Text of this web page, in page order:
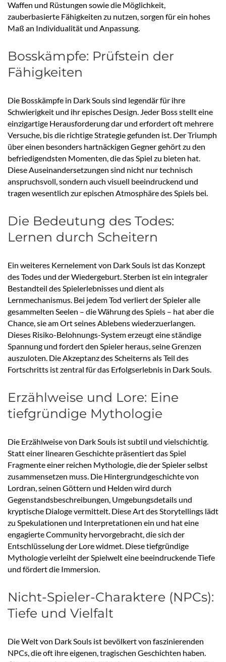
Waffen und Rüstungen sowie die Möglichkeit,
zauberbasierte Fähigkeiten zu nutzen, sorgen für ein hohes
Maß an Individualität und Anpassung.
Bosskämpfe: Prüfstein der
Fähigkeiten
Die Bosskämpfe in Dark Souls sind legendär für ihre
Schwierigkeit und ihr episches Design. Jeder Boss stellt eine
einzigartige Herausforderung dar und erfordert oft mehrere
Versuche, bis die richtige Strategie gefunden ist. Der Triumph
über einen besonders hartnäckigen Gegner gehört zu den
befriedigendsten Momenten, die das Spiel zu bieten hat.
Diese Auseinandersetzungen sind nicht nur technisch
anspruchsvoll, sondern auch visuell beeindruckend und
tragen wesentlich zur epischen Atmosphäre des Spiels bei.
Die Bedeutung des Todes:
Lernen durch Scheitern
Ein weiteres Kernelement von Dark Souls ist das Konzept
des Todes und der Wiedergeburt. Sterben ist ein integraler
Bestandteil des Spielerlebnisses und dient als
Lernmechanismus. Bei jedem Tod verliert der Spieler alle
gesammelten Seelen – die Währung des Spiels – hat aber die
Chance, sie am Ort seines Ablebens wiederzuerlangen.
Dieses Risiko-Belohnungs-System erzeugt eine ständige
Spannung und fordert den Spieler heraus, seine Grenzen
auszuloten. Die Akzeptanz des Scheiterns als Teil des
Fortschritts ist zentral für das Erfolgserlebnis in Dark Souls.
Erzählweise und Lore: Eine
tiefgründige Mythologie
Die Erzählweise von Dark Souls ist subtil und vielschichtig.
Statt einer linearen Geschichte präsentiert das Spiel
Fragmente einer reichen Mythologie, die der Spieler selbst
zusammensetzen muss. Die Hintergrundgeschichte von
Lordran, seinen Göttern und Helden wird durch
Gegenstandsbeschreibungen, Umgebungsdetails und
kryptische Dialoge vermittelt. Diese Art des Storytellings lädt
zu Spekulationen und Interpretationen ein und hat eine
engagierte Community hervorgebracht, die sich der
Entschlüsselung der Lore widmet. Diese tiefgründige
Mythologie verleiht der Spielwelt eine beeindruckende Tiefe
und fördert die Immersion.
Nicht-Spieler-Charaktere (NPCs):
Tiefe und Vielfalt
Die Welt von Dark Souls ist bevölkert von faszinierenden
NPCs, die oft ihre eigenen, tragischen Geschichten haben.